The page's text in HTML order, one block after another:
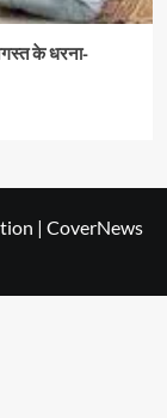
के धरना-
| CoverNews